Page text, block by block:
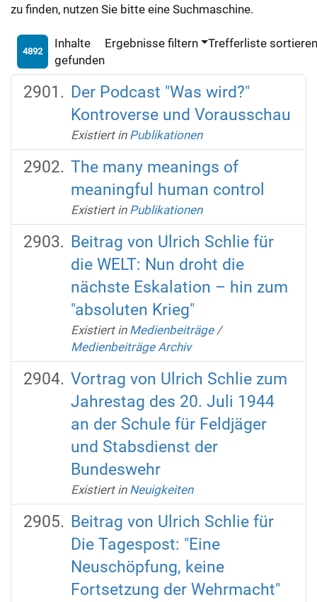
zu finden, nutzen Sie bitte eine Suchmaschine.
4892
Inhalte
gefunden
Ergebnisse filtern Trefferliste
Der Podcast "Was wird?"
Kontroverse und Vorausschau
Existiert in Publikationen
The many meanings of
meaningful human control
Existiert in Publikationen
Beitrag von Ulrich Schlie für
die WELT: Nun droht die
nächste Eskalation – hin zum
"absoluten Krieg"
Existiert in Medienbeiträge /
Medienbeiträge Archiv
Vortrag von Ulrich Schlie zum
Jahrestag des 20. Juli 1944
an der Schule für Feldjäger
und Stabsdienst der
Bundeswehr
Existiert in Neuigkeiten
Beitrag von Ulrich Schlie für
Die Tagespost: "Eine
Neuschöpfung, keine
Fortsetzung der Wehrmacht"